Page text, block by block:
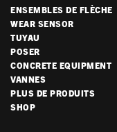
ENSEMBLES DE FLÈCHE
WEAR SENSOR
TUYAU
POSER
CONCRETE EQUIPMENT
VANNES
PLUS DE PRODUITS
SHOP